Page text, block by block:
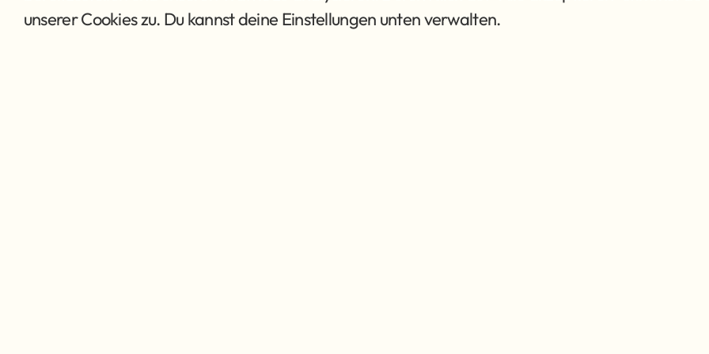
unserer Cookies zu. Du kannst deine Einstellungen unten verwalten.